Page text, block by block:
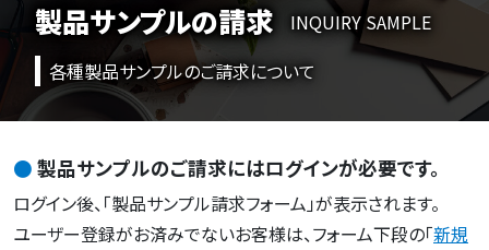
製品サンプルの請求
INQUIRY SAMPLE
各種製品サンプルのご請求について
製品サンプルのご請求にはログインが必要です。
ログイン後、「製品サンプル請求フォーム」が表示されます。
ユーザー登録がお済みでないお客様は、フォーム下段の「新規